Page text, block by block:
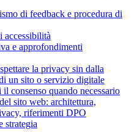
di feedback e procedura di
accessibilità
e approfondimenti
la privacy sin dalla
un sito o servizio digitale
consenso quando necessario
sito web: architettura,
riferimenti DPO
strategia